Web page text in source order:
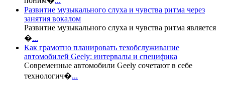
Развитие музыкального слуха и чувства ритма через
занятия вокалом
Развитие музыкального слуха и чувства ритма является
�...
Как грамотно планировать техобслуживание
автомобилей Geely: интервалы и специфика
Современные автомобили Geely сочетают в себе
технологич�...